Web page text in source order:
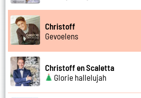
Christoff
Gevoelens
Christoff en Scaletta
Glorie hallelujah